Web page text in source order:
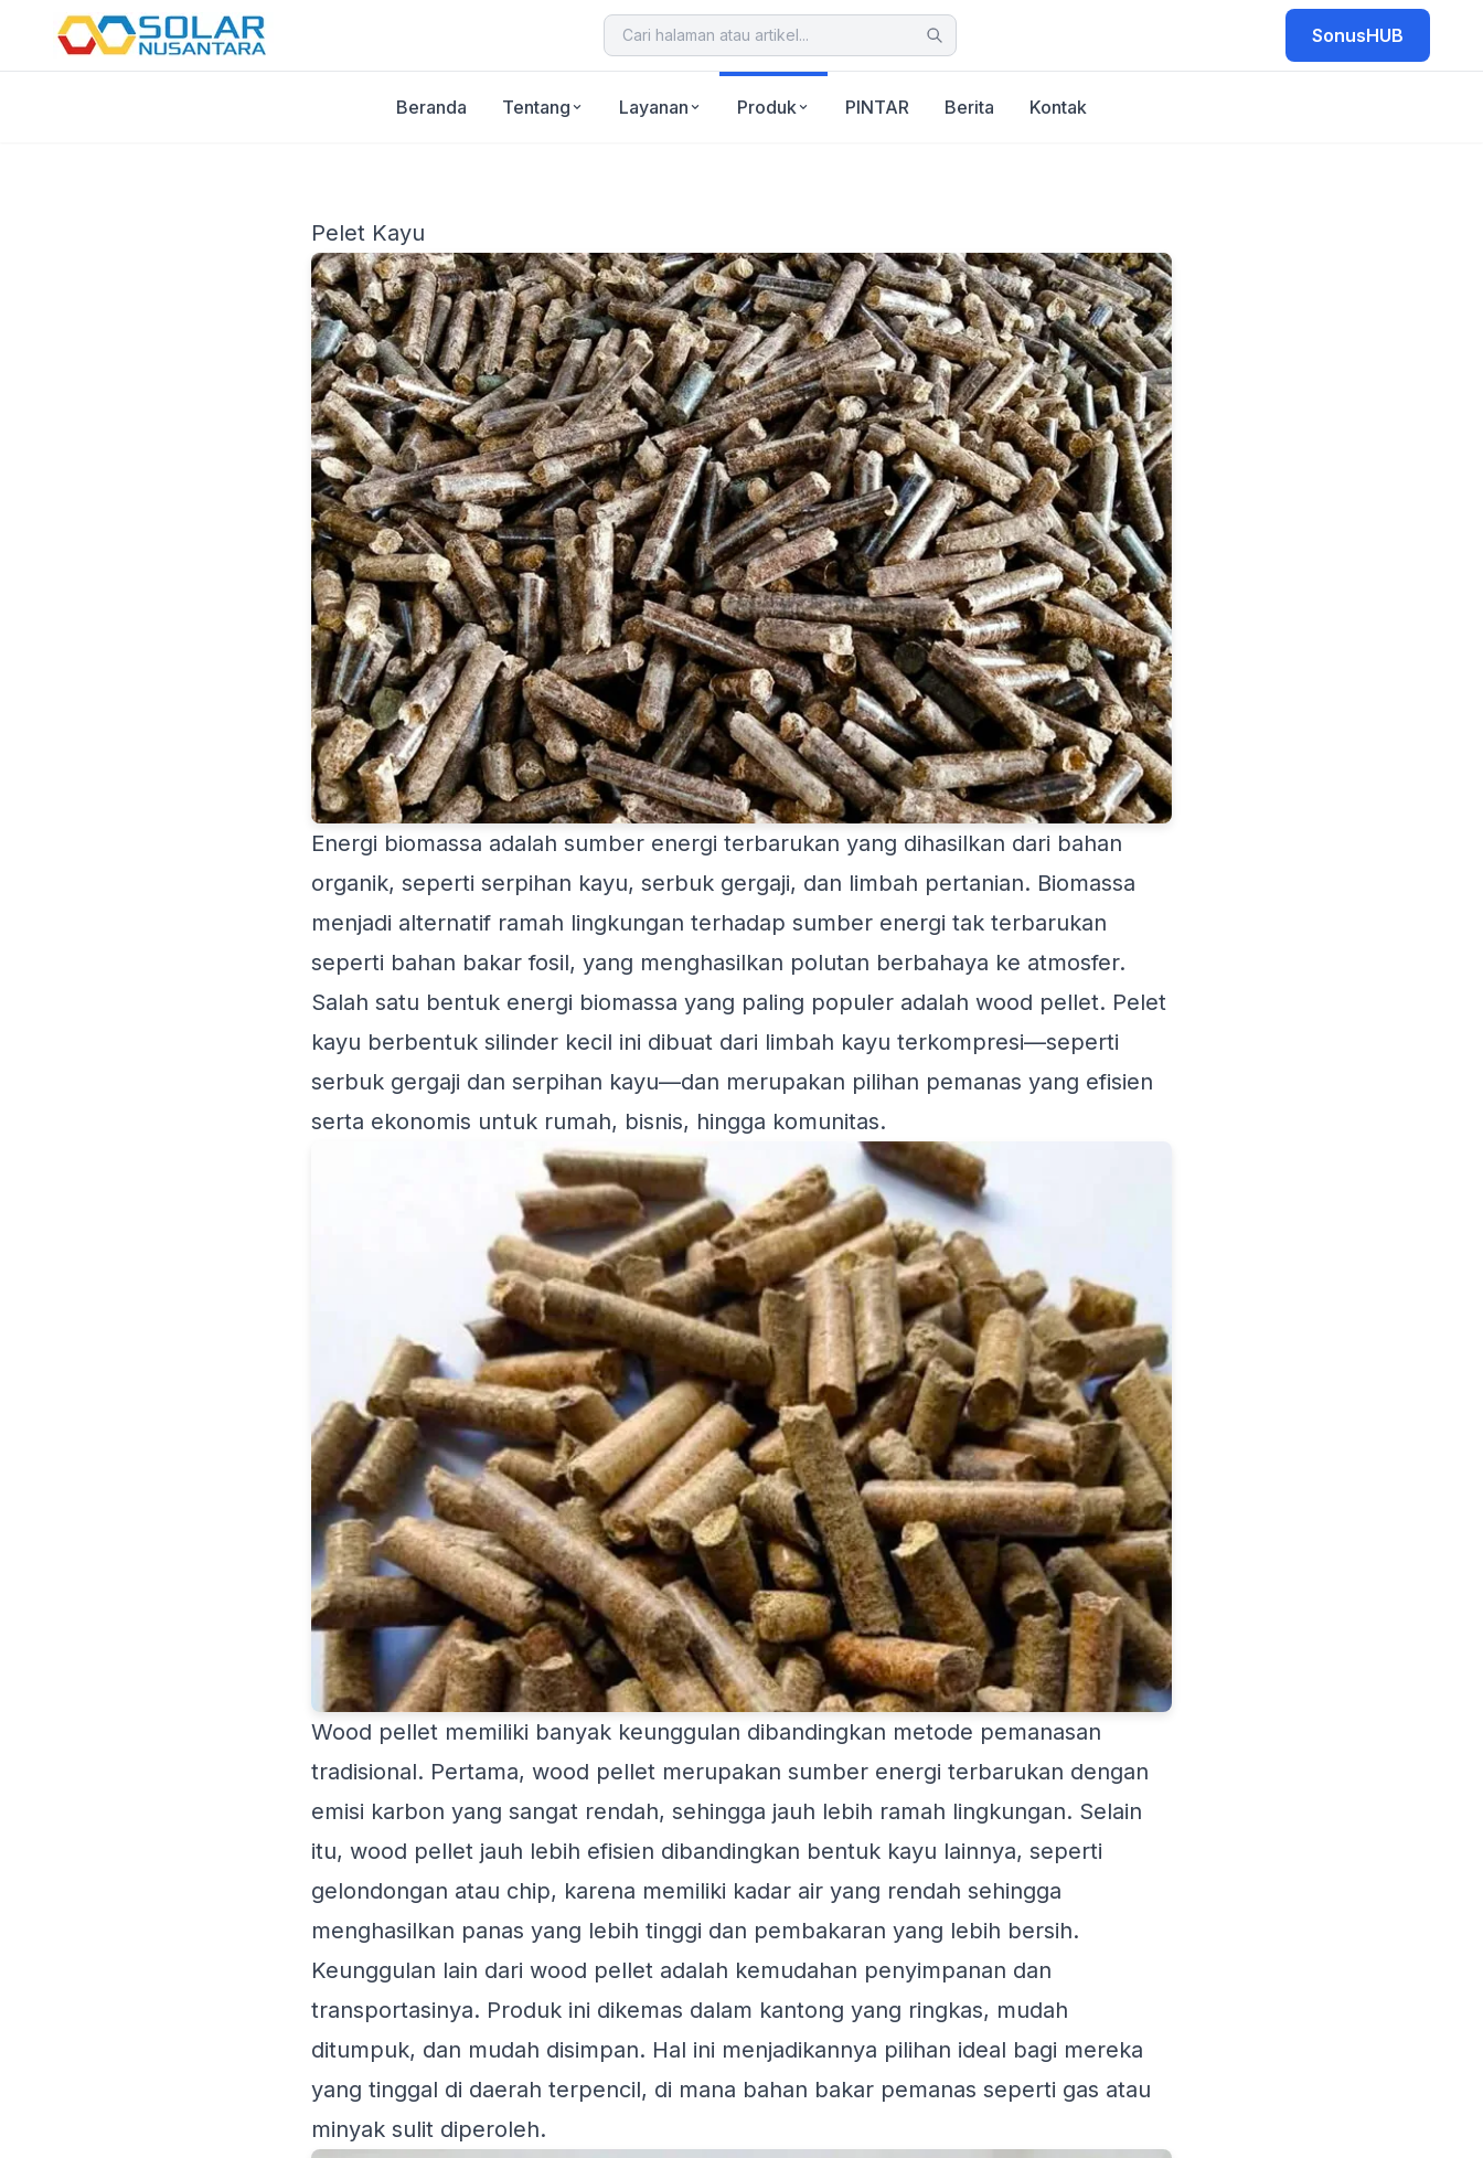
SonusHUB
Beranda Tentang Layanan Produk PINTAR Berita Kontak
Pelet Kayu
Energi biomassa adalah sumber energi terbarukan yang dihasilkan dari bahan
organik, seperti serpihan kayu, serbuk gergaji, dan limbah pertanian. Biomassa
menjadi alternatif ramah lingkungan terhadap sumber energi tak terbarukan
seperti bahan bakar fosil, yang menghasilkan polutan berbahaya ke atmosfer.
Salah satu bentuk energi biomassa yang paling populer adalah wood pellet. Pelet
kayu berbentuk silinder kecil ini dibuat dari limbah kayu terkompresi—seperti
serbuk gergaji dan serpihan kayu—dan merupakan pilihan pemanas yang efisien
serta ekonomis untuk rumah, bisnis, hingga komunitas.
Wood pellet memiliki banyak keunggulan dibandingkan metode pemanasan
tradisional. Pertama, wood pellet merupakan sumber energi terbarukan dengan
emisi karbon yang sangat rendah, sehingga jauh lebih ramah lingkungan. Selain
itu, wood pellet jauh lebih efisien dibandingkan bentuk kayu lainnya, seperti
gelondongan atau chip, karena memiliki kadar air yang rendah sehingga
menghasilkan panas yang lebih tinggi dan pembakaran yang lebih bersih.
Keunggulan lain dari wood pellet adalah kemudahan penyimpanan dan
transportasinya. Produk ini dikemas dalam kantong yang ringkas, mudah
ditumpuk, dan mudah disimpan. Hal ini menjadikannya pilihan ideal bagi mereka
yang tinggal di daerah terpencil, di mana bahan bakar pemanas seperti gas atau
minyak sulit diperoleh.